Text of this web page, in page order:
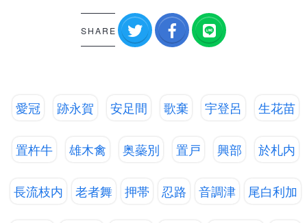
SHARE
愛冠 跡永賀 安足間 歌棄 宇登呂 生花苗
置杵牛 雄木禽 奥蘂別 置戸 興部 於札内
長流枝内 老者舞 押帯 忍路 音調津 尾白利加